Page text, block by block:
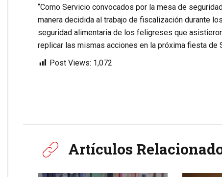
“Como Servicio convocados por la mesa de
manera decidida al trabajo de fiscalización durante
seguridad alimentaria de los feligreses que
replicar las mismas acciones en la próxima fiesta de
Post Views: 1,072
Artículos